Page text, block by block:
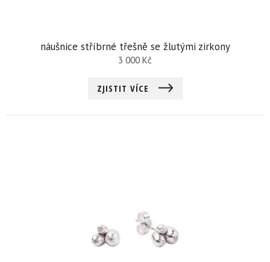
náušnice stříbrné třešně se žlutými zirkony
3 000 Kč
ZJISTIT VÍCE